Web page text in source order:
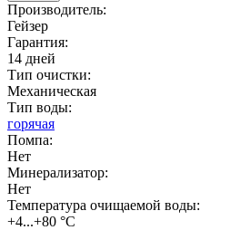
Производитель:
Гейзер
Гарантия:
14 дней
Тип очистки:
Механическая
Тип воды:
горячая
Помпа:
Нет
Минерализатор:
Нет
Температура очищаемой воды:
+4...+80 °С